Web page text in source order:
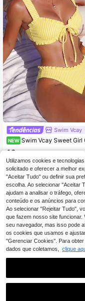
Swim Vcay
NEW Swim Vcay Sweet Girl Conjunto de Bikini Triângulo de 2 Peças com Textura, Riscas, Alças Largas e
16
Utilizamos cookies e
solicitado e oferecer a melhor
"Aceitar Tudo" ou definir sua
escolha. Ao selecionar "Aceitar
ajudam a analisar o tráfego,
conteúdo e os anúncios para
Ao selecionar "Rejeitar Tudo",
que fazem nosso site
seu navegador, mas isso pode
os cookies que usamos e
"Gerenciar Cookies". Para
dados que coletamos, clique